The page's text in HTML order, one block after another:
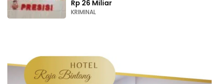
Rp 26 Miliar
KRIMINAL